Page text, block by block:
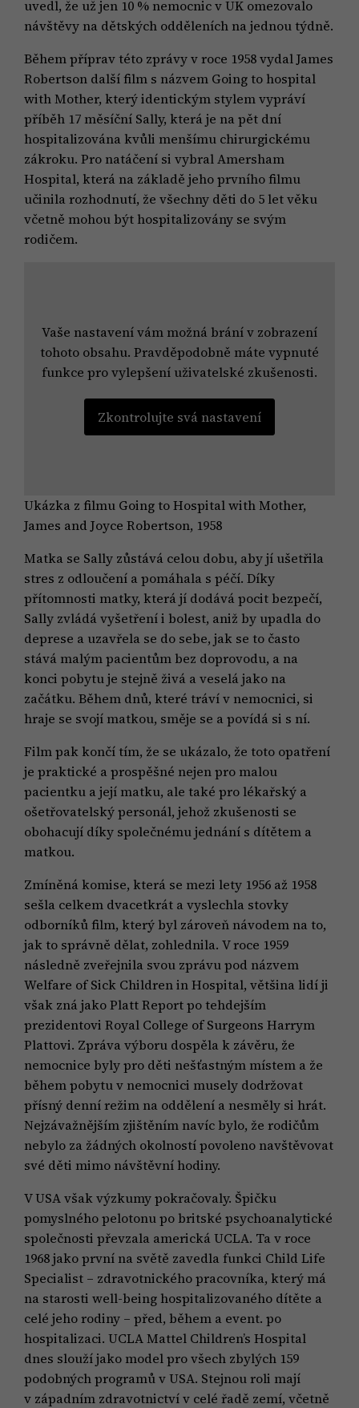
uvedl, že už jen 10 % nemocnic v UK omezovalo
návštěvy na dětských odděleních na jednou týdně.
Během příprav této zprávy v roce 1958 vydal James
Robertson další film s názvem Going to hospital
with Mother, který identickým stylem vypráví
příběh 17 měsíční Sally, která je na pět dní
hospitalizována kvůli menšímu chirurgickému
zákroku. Pro natáčení si vybral Amersham
Hospital, která na základě jeho prvního filmu
učinila rozhodnutí, že všechny děti do 5 let věku
včetně mohou být hospitalizovány se svým
rodičem.
Vaše nastavení vám možná brání v zobrazení
tohoto obsahu. Pravděpodobně máte vypnuté
funkce pro vylepšení uživatelské zkušenosti.
Zkontrolujte svá nastavení
Ukázka z filmu Going to Hospital with Mother,
James and Joyce Robertson, 1958
Matka se Sally zůstává celou dobu, aby jí ušetřila
stres z odloučení a pomáhala s péčí. Díky
přítomnosti matky, která jí dodává pocit bezpečí,
Sally zvládá vyšetření i bolest, aniž by upadla do
deprese a uzavřela se do sebe, jak se to často
stává malým pacientům bez doprovodu, a na
konci pobytu je stejně živá a veselá jako na
začátku. Během dnů, které tráví v nemocnici, si
hraje se svojí matkou, směje se a povídá si s ní.
Film pak končí tím, že se ukázalo, že toto opatření
je praktické a prospěšné nejen pro malou
pacientku a její matku, ale také pro lékařský a
ošetřovatelský personál, jehož zkušenosti se
obohacují díky společnému jednání s dítětem a
matkou.
Zmíněná komise, která se mezi lety 1956 až 1958
sešla celkem dvacetkrát a vyslechla stovky
odborníků film, který byl zároveň návodem na to,
jak to správně dělat, zohlednila. V roce 1959
následně zveřejnila svou zprávu pod názvem
Welfare of Sick Children in Hospital, většina lidí ji
však zná jako Platt Report po tehdejším
prezidentovi Royal College of Surgeons Harrym
Plattovi. Zpráva výboru dospěla k závěru, že
nemocnice byly pro děti nešťastným místem a že
během pobytu v nemocnici musely dodržovat
přísný denní režim na oddělení a nesměly si hrát.
Nejzávažnějším zjištěním navíc bylo, že rodičům
nebylo za žádných okolností povoleno navštěvovat
své děti mimo návštěvní hodiny.
V USA však výzkumy pokračovaly. Špičku
pomyslného pelotonu po britské psychoanalytické
společnosti převzala americká UCLA. Ta v roce
1968 jako první na světě zavedla funkci Child Life
Specialist – zdravotnického pracovníka, který má
na starosti well-being hospitalizovaného dítěte a
celé jeho rodiny – před, během a event. po
hospitalizaci. UCLA Mattel Children’s Hospital
dnes slouží jako model pro všech zbylých 159
podobných programů v USA. Stejnou roli mají
v západním zdravotnictví v celé řadě zemí, včetně